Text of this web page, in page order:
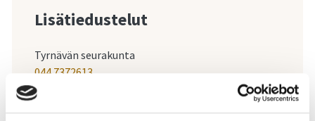
Lisätiedustelut
Tyrnävän seurakunta
044 7372613